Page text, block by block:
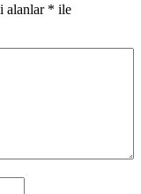
alanlar * ile